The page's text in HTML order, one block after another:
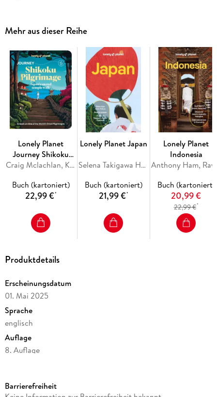
Mehr aus dieser Reihe
Lonely Planet
Journey Shikoku
Pilgrimage
Craig Mclachlan, Kim Kahan, Jessica Korteman, Rie Miyoshi, Kathryn Wortley
Buch (kartoniert)
22,99 €*
Lonely Planet Japan
Selena Takigawa Hoy, Ray Bartlett, Rob Goss, Felicity Hughes, Jessica Korteman
Buch (kartoniert)
21,99 €*
Lonely Planet
Indonesia
Buch (kartoniert)
20,99 €
22,99 €*
Produktdetails
Erscheinungsdatum
01. Mai 2025
Sprache
englisch
Auflage
8. Auflage
Reihe
Barrierefreiheit